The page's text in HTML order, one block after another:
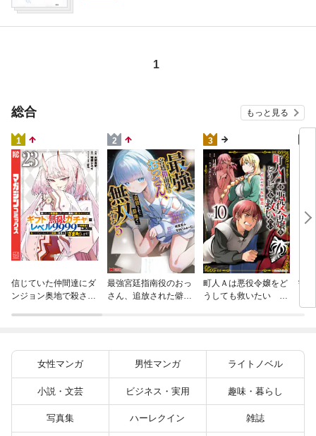
1
総合 もっと見る
1
信じていた仲間達にダ
ンジョン奥地で殺され
バーと世界に復讐＆
（２３）
2
最強宮廷指南役のおっ
さん、追放された僻地
3
町人Ａは悪役令嬢をど
うしても救いたい ～
学
の
女性マンガ 男性マンガ ライトノベル
小説・文芸 ビジネス・実用 趣味・暮らし
写真集 ハーレクイン 雑誌